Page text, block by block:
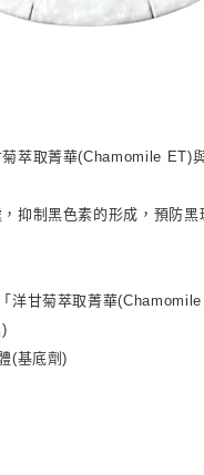
萃取菁華(Chamomile ET)
抑制黑色素的形成，預防
洋甘菊萃取菁華(Chamomile
(基底劑)